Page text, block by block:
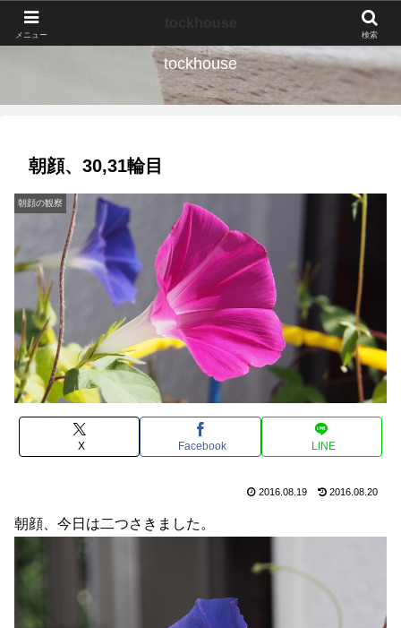
tockhouse
朝顔、30,31輪目
朝顔の観察
X Facebook LINE
2016.08.19 2016.08.20
朝顔、今日は二つさきました。
メニュー 検索